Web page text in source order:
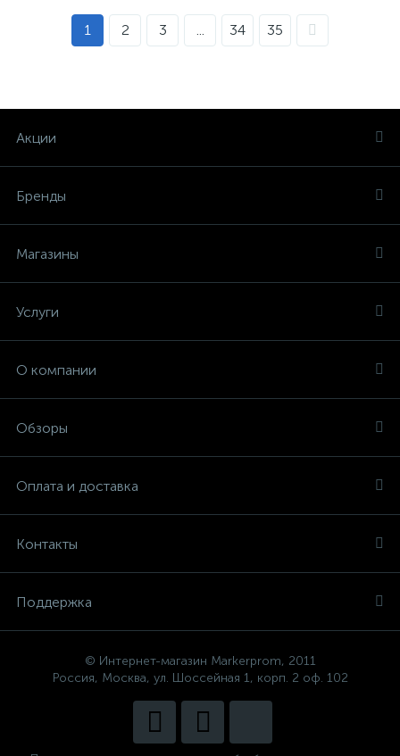
1 2 3 ... 34 35
Акции
Бренды
Магазины
Услуги
О компании
Обзоры
Оплата и доставка
Контакты
Поддержка
© Интернет-магазин Markerprom, 2011
Россия, Москва, ул. Шоссейная 1, корп. 2 оф. 102